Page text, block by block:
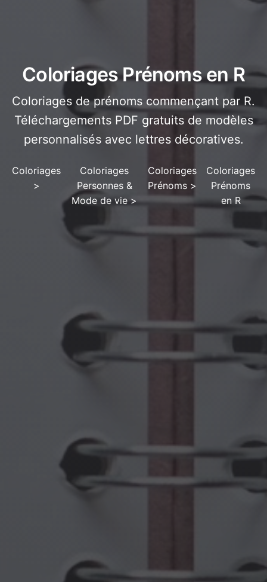
Coloriages Prénoms en R
Coloriages de prénoms commençant par R.
Téléchargements PDF gratuits de modèles
personnalisés avec lettres décoratives.
Coloriages
>
Coloriages
Personnes &
Mode de vie>
Coloriages
Prénoms >
Coloriages
Prénoms
en R